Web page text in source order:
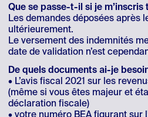
Que se passe-t-il si je m’inscris
Les demandes déposées après
ultérieurement.
Le versement des indemnités
date de validation n’est
De quels documents ai-je
• L’avis fiscal 2021 sur les
(même si vous êtes majeur et
déclaration fiscale)